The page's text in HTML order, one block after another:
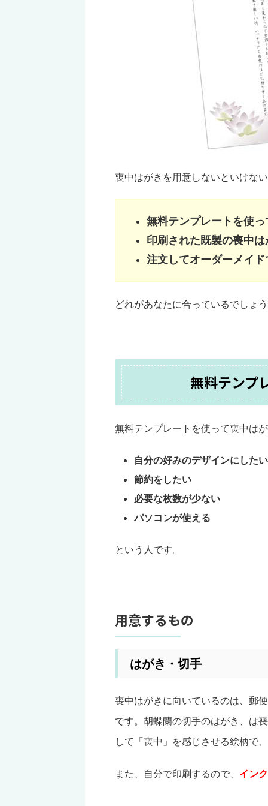
喪中はがきを用意しないといけな
無料テンプレートを使
印刷された既製の喪中
注文してオーダーメイ
どれがあなたに合っているでしょ
無料テンプ
無料テンプレートを使って喪中は
自分の好みのデザインにしたい
節約をしたい
必要な枚数が少ない
パソコンが使える
という人です。
用意するもの
はがき・切手
喪中はがきに向いているのは、郵
です。胡蝶蘭の切手のはがき、は
して「喪中」を感じさせる絵柄で
また、自分で印刷するので、 イン